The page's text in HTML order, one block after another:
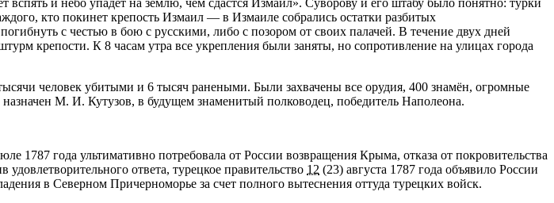
и небо упадёт на землю, чем сдастся Измаил». Суворову и его штабу было понятно: турки
кто покинет крепость Измаил — в Измаиле собрались остатки разбитых
с честью в бою с русскими, либо с позором от своих палачей. В течение двух дней
крепости. К 8 часам утра все укрепления были заняты, но сопротивление на улицах города
человек убитыми и 6 тысяч ранеными. Были захвачены все орудия, 400 знамён, огромные
М. И. Кутузов, в будущем знаменитый полководец, победитель Наполеона.
1787 года ультимативно потребовала от России возвращения Крыма, отказа от покровительства
ответа, турецкое правительство 12 (23) августа 1787 года объявило России
в Северном Причерноморье за счет полного вытеснения оттуда турецких войск.